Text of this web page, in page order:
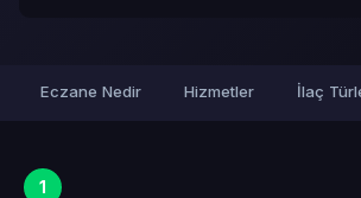
Eczane Nedir Hizmetler İlaç
1